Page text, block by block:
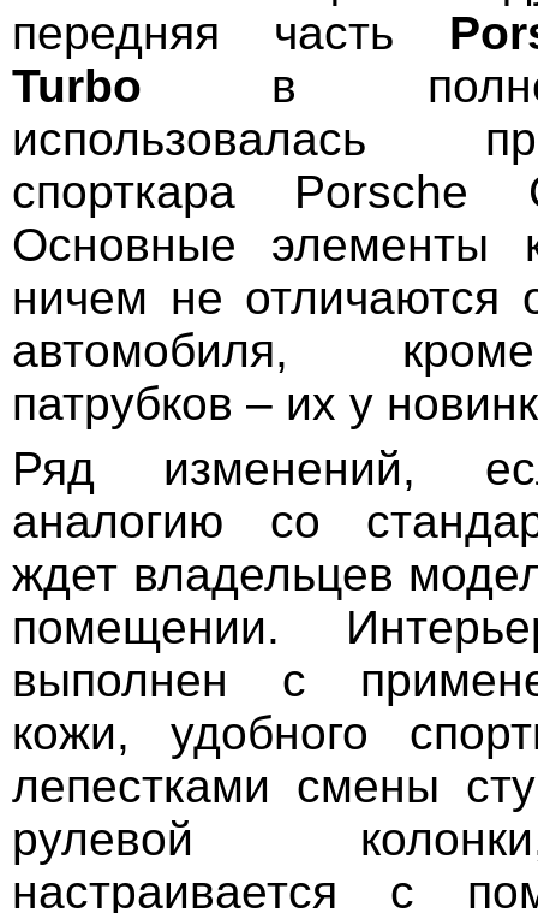
передняя часть
Turbo
в
использовалась
спорткара Porsche
Основные элементы
ничем не отличаются
автомобиля,
патрубков – их у
Ряд изменений,
аналогию со
ждет владельцев
помещении.
выполнен с
кожи, удобного
лепестками смены
рулевой
настраивается с